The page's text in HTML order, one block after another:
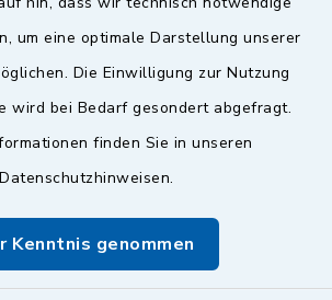
um eine optimale Darstellung unserer
Die Einwilligung zur Nutzung
wird bei Bedarf gesondert abgefragt.
finden Sie in unseren
Datenschutzhinweisen.
Kenntnis genommen
Sicherer Kontakt
Datenschutz
Sitemap